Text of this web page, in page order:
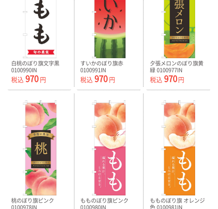
白桃のぼり旗文字黒
0100990IN
税込 970 円
すいかのぼり旗赤
0100991IN
税込 970円
夕張メロンのぼり旗黄
緑 0100977IN
税込 970円
桃のぼり旗ピンク
もものぼり旗ピンク
もものぼり旗 オレンジ